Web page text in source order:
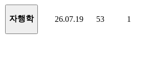
자행학 26.07.19 53 1